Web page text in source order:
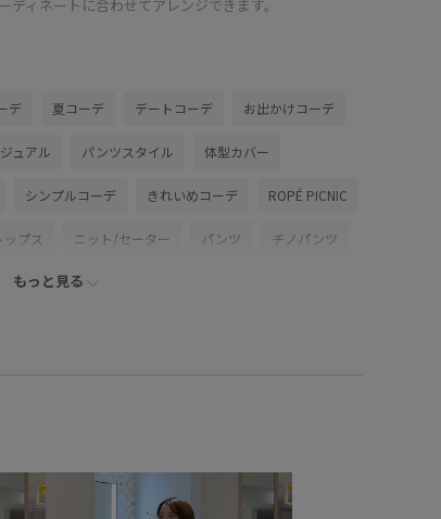
ディネートに合わせてアレンジできます。
デ 夏コーデ デートコーデ お出かけコーデ
ュアル パンツスタイル 体型カバー
シンプルコーデ きれいめコーデ ROPÉ PICNIC
ップス ニット/セーター パンツ チノパンツ
パンプス
ガン カードケース キーホルダー コットン
もっと見る